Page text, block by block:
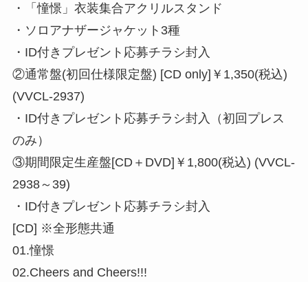
・「憧憬」衣装集合アクリルスタンド
・ソロアナザージャケット3種
・ID付きプレゼント応募チラシ封入
②通常盤(初回仕様限定盤) [CD only]￥1,350(税込)
(VVCL-2937)
・ID付きプレゼント応募チラシ封入（初回プレス
のみ）
③期間限定生産盤[CD＋DVD]￥1,800(税込) (VVCL-
2938～39)
・ID付きプレゼント応募チラシ封入
[CD] ※全形態共通
01.憧憬
02.Cheers and Cheers!!!